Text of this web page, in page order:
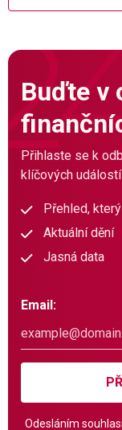
Buďte v
Přihlaste se k
klíčových
Přehled,
Aktuální dění
Jasná data
Email:
Odesláním